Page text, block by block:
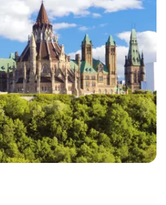
s e-mailom